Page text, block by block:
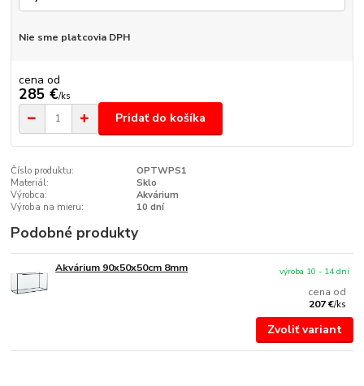
Nie sme platcovia DPH
cena od
285 €/ks
Pridať do košíka
Číslo produktu:
OPTWPS1
Materiál:
Sklo
Výrobca:
Akvárium
Výroba na mieru:
10 dní
Podobné produkty
Akvárium 90x50x50cm 8mm
cena od
207 €/ks
výroba 10 - 14 dní
Zvoliť variant